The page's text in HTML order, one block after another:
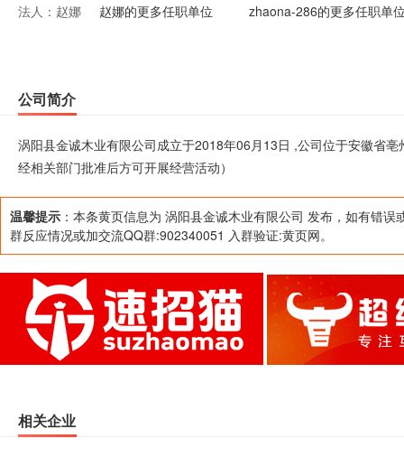
法人： 赵娜 赵娜的更多任职单位 zhaona-286的更多任职单
公司简介
涡阳县金诚木业有限公司成立于2018年06月13日 ,公司位于安徽省
经相关部门批准后方可开展经营活动）
温馨提示 ：本条黄页信息为 涡阳县金诚木业有限公司 发布，如有错误
群反应情况或加交流QQ群:902340051 入群验证:黄页网。
相关企业